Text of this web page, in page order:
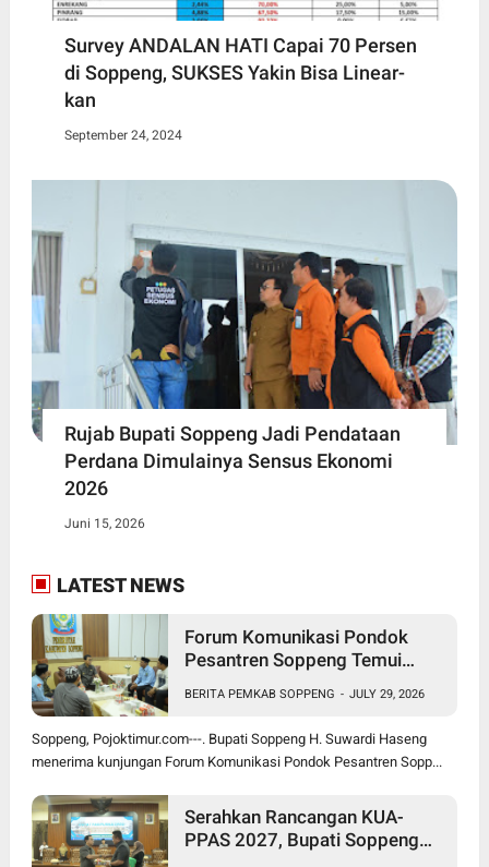
Survey ANDALAN HATI Capai 70 Persen
di Soppeng, SUKSES Yakin Bisa Linear-
kan
September 24, 2024
Rujab Bupati Soppeng Jadi Pendataan
Perdana Dimulainya Sensus Ekonomi
2026
Juni 15, 2026
LATEST NEWS
Forum Komunikasi Pondok
Pesantren Soppeng Temui
BERITA PEMKAB SOPPENG - JULY 29, 2026
Soppeng, Pojoktimur.com---. Bupati Soppeng H. Suwardi Haseng
menerima kunjungan Forum Komunikasi Pondok Pesantren Sopp...
Serahkan Rancangan KUA-
PPAS 2027, Bupati Soppeng